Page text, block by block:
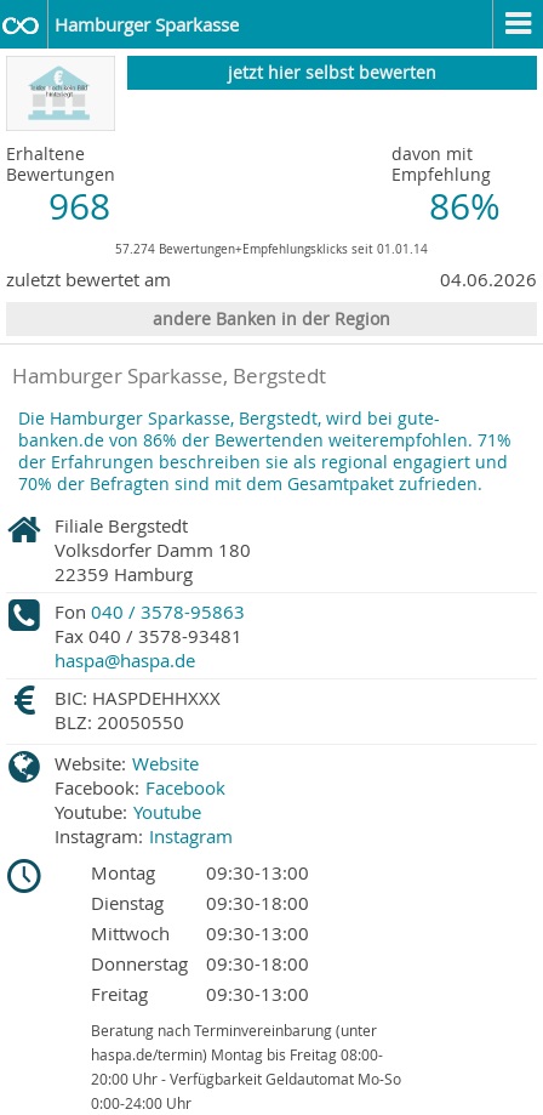
Hamburger Sparkasse
jetzt hier selbst bewerten
Erhaltene
Bewertungen
968
davon mit
Empfehlung
86%
57.274 Bewertungen+Empfehlungsklicks seit 01.01.14
zuletzt bewertet am 04.06.2026
andere Banken in der Region
Hamburger Sparkasse, Bergstedt
Die Hamburger Sparkasse, Bergstedt, wird bei gute-
banken.de von 86% der Bewertenden weiterempfohlen. 71%
der Erfahrungen beschreiben sie als regional engagiert und
70% der Befragten sind mit dem Gesamtpaket zufrieden.
Filiale Bergstedt
Volksdorfer Damm 180
22359 Hamburg
Fon 040 / 3578-95863
Fax 040 / 3578-93481
haspa@haspa.de
BIC: HASPDEHHXXX
BLZ: 20050550
Website: Website
Facebook: Facebook
Youtube: Youtube
Instagram: Instagram
Montag
09:30-13:00
Dienstag
09:30-18:00
Mittwoch
09:30-13:00
Donnerstag
09:30-18:00
Freitag
09:30-13:00
Beratung nach Terminvereinbarung (unter
haspa.de/termin) Montag bis Freitag 08:00-
20:00 Uhr - Verfügbarkeit Geldautomat Mo-So
0:00-24:00 Uhr